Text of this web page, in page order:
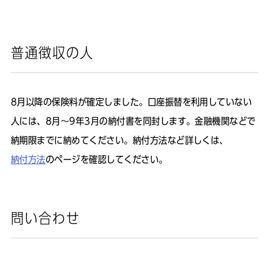
普通徴収の人
8月以降の保険料が確定しました。口座振替を利用していない
人には、8月～9年3月の納付書を同封します。金融機関などで
納期限までに納めてください。納付方法など詳しくは、
納付方法のページを確認してください。
問い合わせ